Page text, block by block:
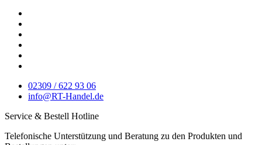
02309 / 622 93 06
info@RT-Handel.de
Service & Bestell Hotline
Telefonische Unterstützung und Beratung zu den Produkten und